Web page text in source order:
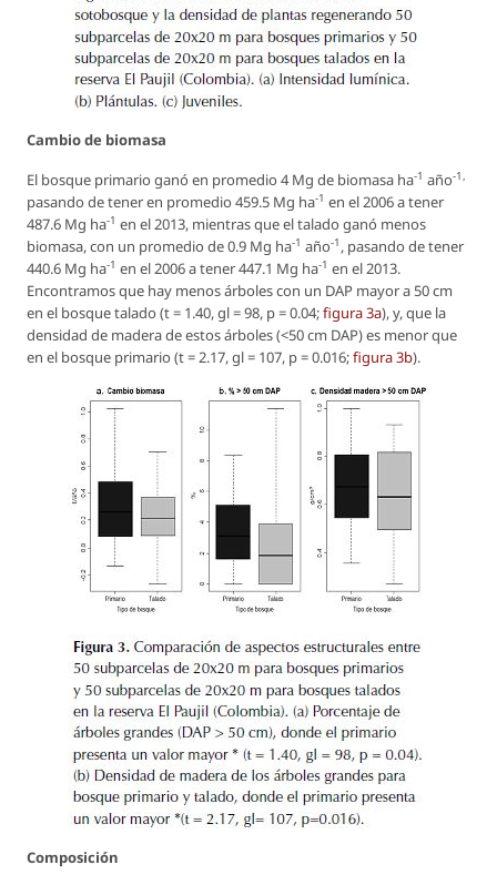
Cambio de biomasa
El bosque primario ganó en promedio 4 Mg de biomasa ha-1 año-1,
pasando de tener en promedio 459.5 Mg ha-1 en el 2006 a tener
487.6 Mg ha-1 en el 2013, mientras que el talado ganó menos
biomasa, con un promedio de 0.9 Mg ha-1 año-1 , pasando de tener
440.6 Mg ha-1 en el 2006 a tener 447.1 Mg ha-1 en el 2013.
Encontramos que hay menos árboles con un DAP mayor a 50 cm
en el bosque talado (t = 1.40, gl = 98, p = 0.04;figura 3a), y, que la
densidad de madera de estos árboles (<50 cm DAP) es menor que
en el bosque primario (t = 2.17, gl = 107, p = 0.016;figura 3b).
Composición